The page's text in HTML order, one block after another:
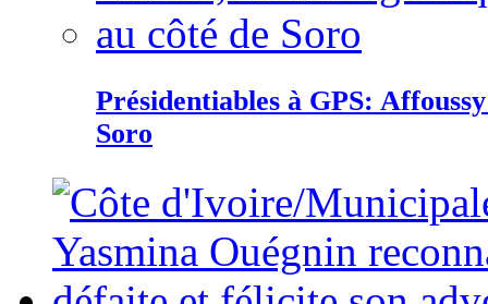
Présidentiables à GPS:
Soro